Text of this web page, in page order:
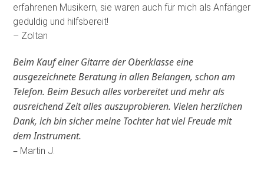
erfahrenen Musikern, sie waren auch für mich als Anfänger
geduldig und hilfsbereit!
– Zoltan
Beim Kauf einer Gitarre der Oberklasse eine
ausgezeichnete Beratung in allen Belangen, schon am
Telefon. Beim Besuch alles vorbereitet und mehr als
ausreichend Zeit alles auszuprobieren. Vielen herzlichen
Dank, ich bin sicher meine Tochter hat viel Freude mit
dem Instrument.
– Martin J.